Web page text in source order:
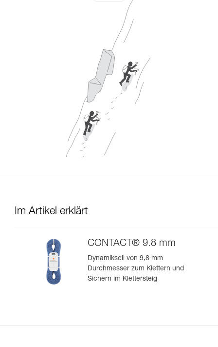
Im Artikel erklärt
CONTACT® 9.8 mm
Dynamikseil von 9,8 mm
Durchmesser zum Klettern und
Sichern im Klettersteig